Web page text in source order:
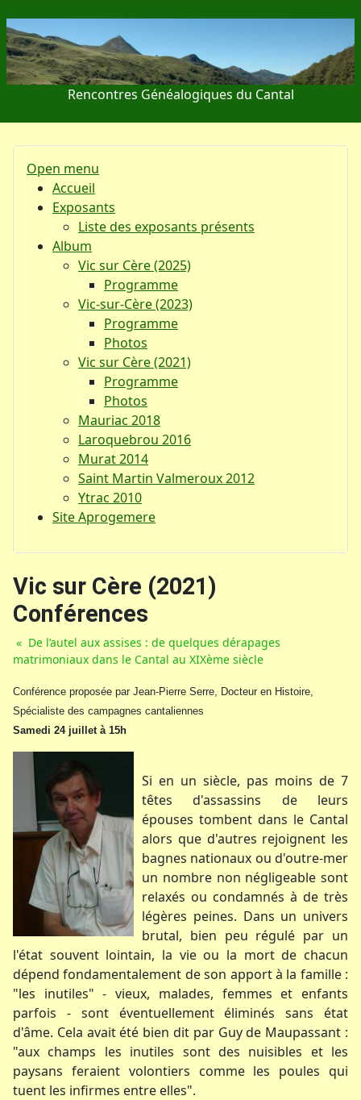
Rencontres Généalogiques du Cantal
Open menu
Accueil
Exposants
Liste des exposants présents
Album
Vic sur Cère (2025)
Programme
Vic-sur-Cère (2023)
Programme
Photos
Vic sur Cère (2021)
Programme
Photos
Mauriac 2018
Laroquebrou 2016
Murat 2014
Saint Martin Valmeroux 2012
Ytrac 2010
Site Aprogemere
Vic sur Cère (2021)
Conférences
« De l’autel aux assises : de quelques dérapages
matrimoniaux dans le Cantal au XIXème siècle
Conférence proposée par Jean-Pierre Serre, Docteur en Histoire,
Spécialiste des campagnes cantaliennes
Samedi 24 juillet à 15h
Si en un siècle, pas moins de 7
têtes d'assassins de leurs
épouses tombent dans le Cantal
alors que d'autres rejoignent les
bagnes nationaux ou d'outre-mer
un nombre non négligeable sont
relaxés ou condamnés à de très
légères peines. Dans un univers
brutal, bien peu régulé par un
l'état souvent lointain, la vie ou la mort de chacun
dépend fondamentalement de son apport à la famille :
"les inutiles" - vieux, malades, femmes et enfants
parfois - sont éventuellement éliminés sans état
d'âme. Cela avait été bien dit par Guy de Maupassant :
"aux champs les inutiles sont des nuisibles et les
paysans feraient volontiers comme les poules qui
tuent les infirmes entre elles".